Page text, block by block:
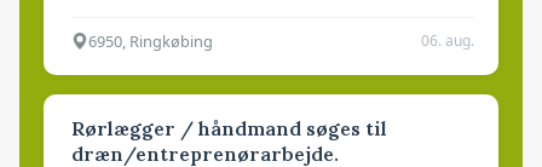
6950, Ringkøbing 06. aug.
Rørlægger / håndmand søges til
dræn/entreprenørarbejde.